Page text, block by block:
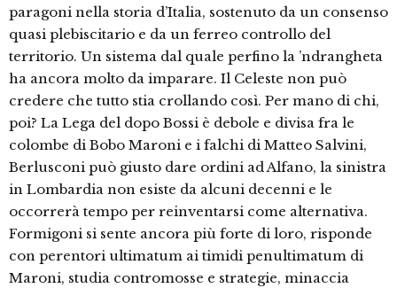
paragoni nella storia d’Italia, sostenuto da un consenso
quasi plebiscitario e da un ferreo controllo del
territorio. Un sistema dal quale perfino la ’ndrangheta
ha ancora molto da imparare. Il Celeste non può
credere che tutto stia crollando così. Per mano di chi,
poi? La Lega del dopo Bossi è debole e divisa fra le
colombe di Bobo Maroni e i falchi di Matteo Salvini,
Berlusconi può giusto dare ordini ad Alfano, la sinistra
in Lombardia non esiste da alcuni decenni e le
occorrerà tempo per reinventarsi come alternativa.
Formigoni si sente ancora più forte di loro, risponde
con perentori ultimatum ai timidi penultimatum di
Maroni, studia contromosse e strategie, minaccia